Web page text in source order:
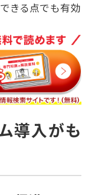
きる点でも有効
導入がも